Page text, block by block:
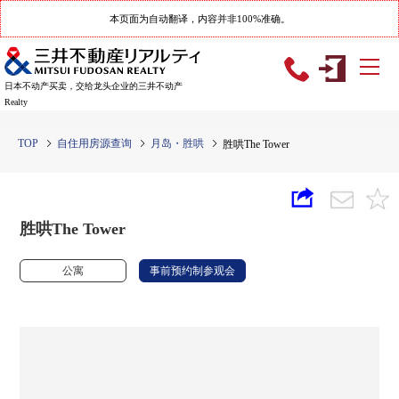
本页面为自动翻译，内容并非100%准确。
日本不动产买卖，交给龙头企业的三井不动产
Realty
TOP 自住用房源查询 月岛・胜哄 胜哄The Tower
胜哄The Tower
公寓 事前预约制参观会